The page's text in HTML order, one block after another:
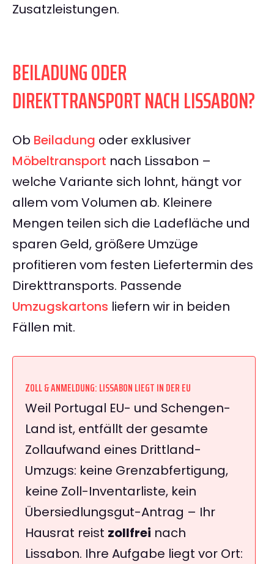
Zusatzleistungen.
BEILADUNG ODER
DIREKTTRANSPORT NACH LISSABON?
Ob Beiladung oder exklusiver
Möbeltransport nach Lissabon –
welche Variante sich lohnt, hängt vor
allem vom Volumen ab. Kleinere
Mengen teilen sich die Ladefläche und
sparen Geld, größere Umzüge
profitieren vom festen Liefertermin des
Direkttransports. Passende
Umzugskartons liefern wir in beiden
Fällen mit.
ZOLL & ANMELDUNG: LISSABON LIEGT IN DER EU
Weil Portugal EU- und Schengen-
Land ist, entfällt der gesamte
Zollaufwand eines Drittland-
Umzugs: keine Grenzabfertigung,
keine Zoll-Inventarliste, kein
Übersiedlungsgut-Antrag – Ihr
Hausrat reist zollfrei nach
Lissabon. Ihre Aufgabe liegt vor Ort: